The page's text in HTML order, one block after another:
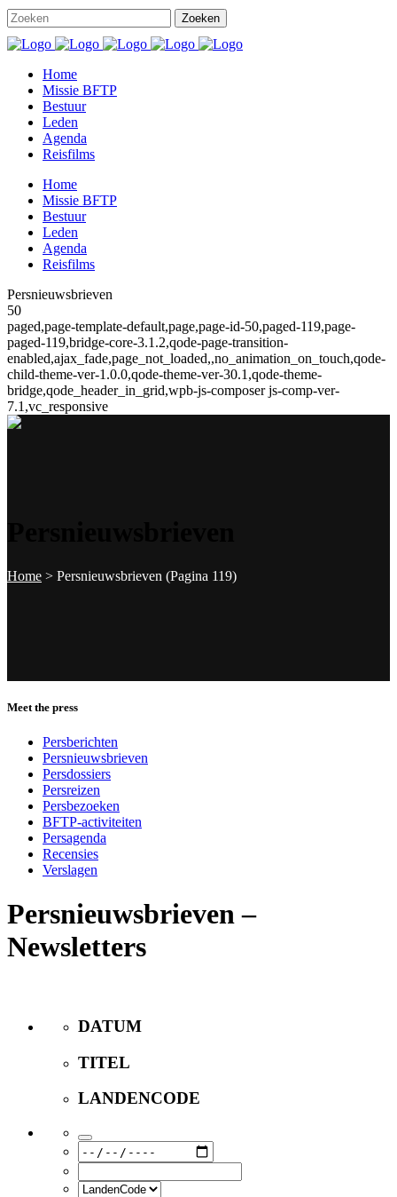
Home
Missie BFTP
Bestuur
Leden
Agenda
Reisfilms
Home
Missie BFTP
Bestuur
Leden
Agenda
Reisfilms
Persnieuwsbrieven
50
paged,page-template-default,page,page-id-50,paged-119,page-
paged-119,bridge-core-3.1.2,qode-page-transition-
enabled,ajax_fade,page_not_loaded,,no_animation_on_touch,qode-
child-theme-ver-1.0.0,qode-theme-ver-30.1,qode-theme-
bridge,qode_header_in_grid,wpb-js-composer js-comp-ver-
7.1,vc_responsive
Home > Persnieuwsbrieven (Pagina 119)
Meet the press
Persberichten
Persnieuwsbrieven
Persdossiers
Persreizen
Persbezoeken
BFTP-activiteiten
Persagenda
Recensies
Verslagen
Persnieuwsbrieven –
Newsletters
DATUM
TITEL
LANDENCODE